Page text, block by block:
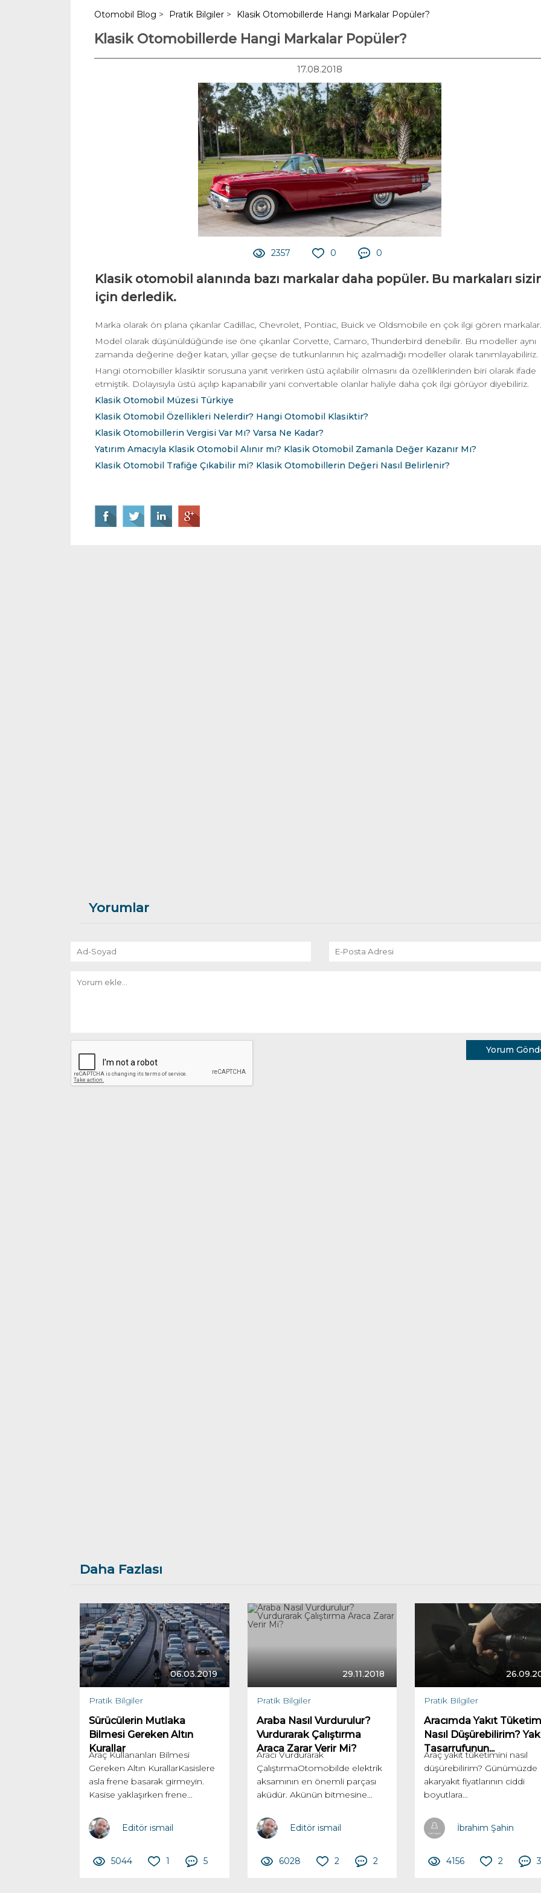
Otomobil Blog > Pratik Bilgiler > Klasik Otomobillerde Hangi Markalar Popüler?
Klasik Otomobillerde Hangi Markalar Popüler?
17.08.2018
2357 0 0
Klasik otomobil alanında bazı markalar daha popüler. Bu markaları
için derledik.
Marka olarak ön plana çıkanlar Cadillac, Chevrolet, Pontiac, Buick ve Oldsmobile en çok ilgi gören markalar.
Model olarak düşünüldüğünde ise öne çıkanlar Corvette, Camaro, Thunderbird denebilir. Bu modeller aynı
zamanda değerine değer katan, yıllar geçse de tutkunlarının hiç azalmadığı modeller olarak tanımlayabiliriz.
Hangi otomobiller klasiktir sorusuna yanıt verirken üstü açılabilir olmasını da özelliklerinden biri olarak ifade
etmiştik. Dolayısıyla üstü açılıp kapanabilir yani convertable olanlar haliyle daha çok ilgi görüyor diyebiliriz.
Klasik Otomobil Müzesi Türkiye
Klasik Otomobil Özellikleri Nelerdir? Hangi Otomobil Klasiktir?
Klasik Otomobillerin Vergisi Var Mı? Varsa Ne Kadar?
Yatırım Amacıyla Klasik Otomobil Alınır mı? Klasik Otomobil Zamanla Değer Kazanır Mı?
Klasik Otomobil Trafiğe Çıkabilir mi? Klasik Otomobillerin Değeri Nasıl Belirlenir?
Yorumlar
Yorum
Daha Fazlası
06.03.2019
Pratik Bilgiler
Sürücülerin Mutlaka
Bilmesi Gereken Altın
Kurallar
Araç Kullananları Bilmesi
Gereken Altın KurallarKasislere
asla frene basarak girmeyin.
Kasise yaklaşırken frene...
Editör ismail
5044 1 5
29.11.2018
Pratik Bilgiler
Araba Nasıl Vurdurulur?
Vurdurarak Çalıştırma
Araca Zarar Verir Mi?
Aracı Vurdurarak
ÇalıştırmaOtomobilde elektrik
aksamının en önemli parçası
aküdür. Akünün bitmesine...
Editör ismail
6028 2 2
Pratik Bilgiler
Aracımda Yakıt
Nasıl Düşürebilirim?
Tasarrufunun...
Araç yakıt tüketimini nasıl
düşürebilirim? Günümüzde
akaryakıt fiyatlarının ciddi
boyutlara...
İbrahim Şahin
4156 2 3